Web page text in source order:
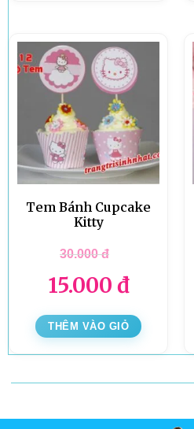
Tem Bánh Cupcake
Kitty
30.000đ
15.000 đ
THÊM VÀO GIỎ